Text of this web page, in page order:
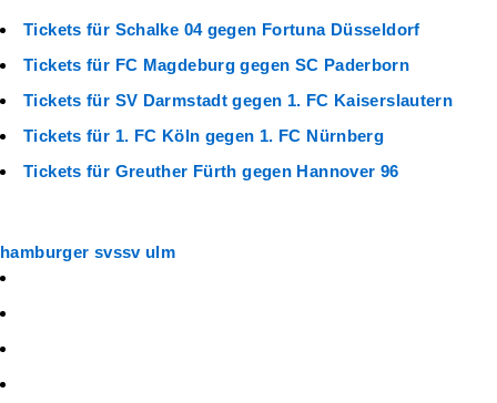
Tickets für Schalke 04 gegen Fortuna Düsseldorf
Tickets für FC Magdeburg gegen SC Paderborn
Tickets für SV Darmstadt gegen 1. FC Kaiserslautern
Tickets für 1. FC Köln gegen 1. FC Nürnberg
Tickets für Greuther Fürth gegen Hannover 96
hamburger svssv ulm